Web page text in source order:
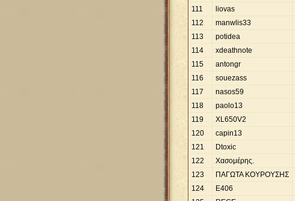
111
liovas
112
manwlis33
113
potidea
114
xdeathnote
115
antongr
116
souezass
117
nasos59
118
paolo13
119
XL650V2
120
capin13
121
Dtoxic
122
Χασομέρης.
123
ΠΑΓΩΤΑ ΚΟΥΡΟΥΣΗΣ
124
E406